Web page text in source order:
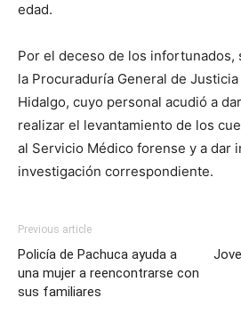
edad.
Por el deceso de los infortunados,
la Procuraduría General de
Hidalgo, cuyo personal acudió a
realizar el levantamiento de los
al Servicio Médico forense y a dar
investigación correspondiente.
Previous article
Policía de Pachuca ayuda a
una mujer a reencontrarse con
sus familiares